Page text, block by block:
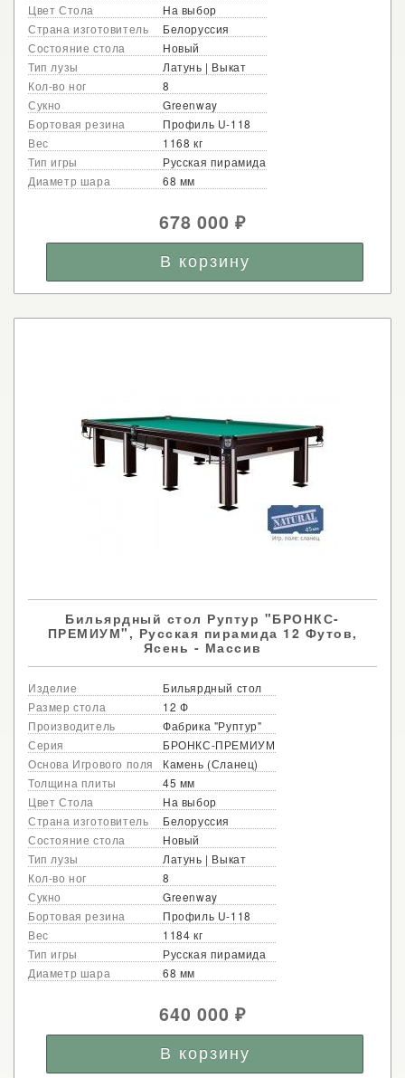
Цвет Стола
На выбор
Страна изготовитель
Белоруссия
Состояние стола
Новый
Тип лузы
Латунь | Выкат
Кол-во ног
8
Сукно
Greenway
Бортовая резина
Профиль U-118
Вес
1168 кг
Тип игры
Русская пирамида
Диаметр шара
68 мм
678 000₽
Бильярдный стол Руптур "БРОНКС-
ПРЕМИУМ", Русская пирамида 12 Футов,
Ясень - Массив
Изделие
Бильярдный стол
Размер стола
12 Ф
Производитель
Фабрика "Руптур"
Серия
БРОНКС-ПРЕМИУМ
Основа Игрового поля
Камень (Сланец)
Толщина плиты
45 мм
Цвет Стола
На выбор
Страна изготовитель
Белоруссия
Состояние стола
Новый
Тип лузы
Латунь | Выкат
Кол-во ног
8
Сукно
Greenway
Бортовая резина
Профиль U-118
Вес
1184 кг
Тип игры
Русская пирамида
Диаметр шара
68 мм
640 000₽